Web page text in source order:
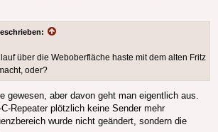
über die Weboberfläche haste mit dem alten Fritz
oder?
gewesen, aber davon geht man eigentlich aus.
Repeater plötzlich keine Sender mehr
wurde nicht geändert, sondern die